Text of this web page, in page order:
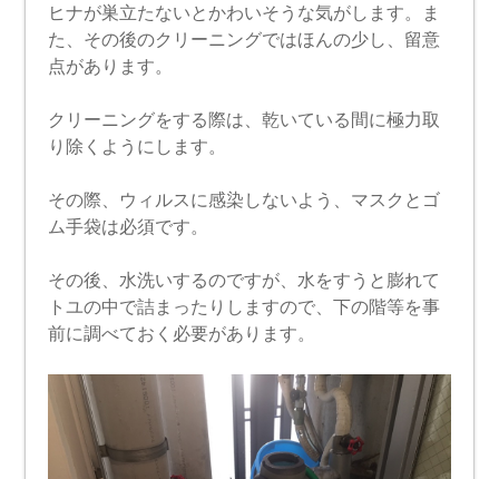
ヒナが巣立たないとかわいそうな気がします。ま
た、その後のクリーニングではほんの少し、留意
点があります。
クリーニングをする際は、乾いている間に極力取
り除くようにします。
その際、ウィルスに感染しないよう、マスクとゴ
ム手袋は必須です。
その後、水洗いするのですが、水をすうと膨れて
トユの中で詰まったりしますので、下の階等を事
前に調べておく必要があります。